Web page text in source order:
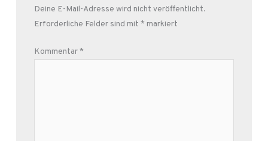
Deine E-Mail-Adresse wird nicht veröffentlicht.
Erforderliche Felder sind mit * markiert
Kommentar*